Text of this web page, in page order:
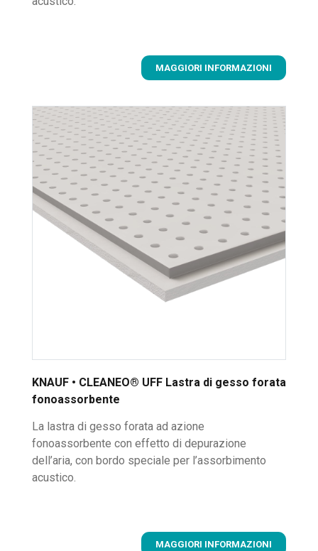
MAGGIORI INFORMAZIONI
KNAUF • CLEANEO® UFF Lastra di gesso forata
fonoassorbente
La lastra di gesso forata ad azione
fonoassorbente con effetto di depurazione
dell’aria, con bordo speciale per l’assorbimento
acustico.
MAGGIORI INFORMAZIONI